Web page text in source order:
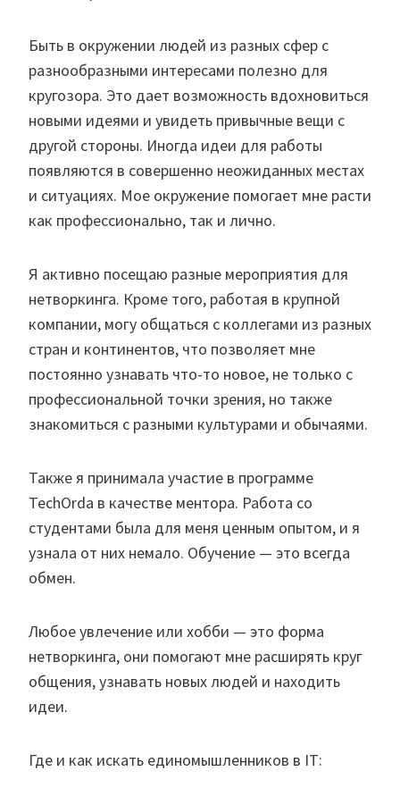
Быть в окружении людей из разных сфер с
разнообразными интересами полезно для
кругозора. Это дает возможность вдохновиться
новыми идеями и увидеть привычные вещи с
другой стороны. Иногда идеи для работы
появляются в совершенно неожиданных местах
и ситуациях. Мое окружение помогает мне расти
как профессионально, так и лично.
Я активно посещаю разные мероприятия для
нетворкинга. Кроме того, работая в крупной
компании, могу общаться с коллегами из разных
стран и континентов, что позволяет мне
постоянно узнавать что-то новое, не только с
профессиональной точки зрения, но также
знакомиться с разными культурами и обычаями.
Также я принимала участие в программе
TechOrda в качестве ментора. Работа со
студентами была для меня ценным опытом, и я
узнала от них немало. Обучение — это всегда
обмен.
Любое увлечение или хобби — это форма
нетворкинга, они помогают мне расширять круг
общения, узнавать новых людей и находить
идеи.
Где и как искать единомышленников в IT: